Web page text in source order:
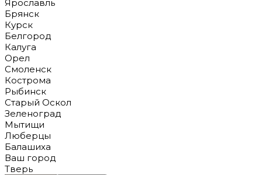
Ярославль
Брянск
Курск
Белгород
Калуга
Орел
Смоленск
Кострома
Рыбинск
Старый Оскол
Зеленоград
Мытищи
Люберцы
Балашиха
Ваш город
Тверь